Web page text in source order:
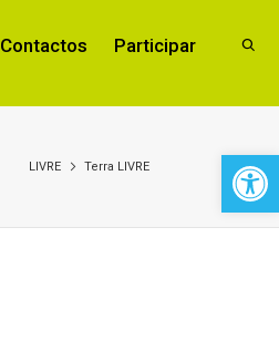
Contactos Participar
LIVRE Terra LIVRE